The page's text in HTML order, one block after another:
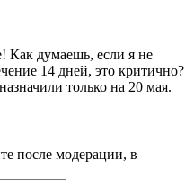
Как думаешь, если я не
14 дней, это критично?
только на 20 мая.
после модерации, в